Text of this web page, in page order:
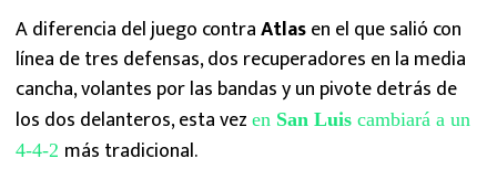
A diferencia del juego contraAtlasen el que salió con
línea de tres defensas, dos recuperadores en la media
cancha, volantes por las bandas y un pivote detrás de
los dos delanteros, esta vez en San Luis cambiará a un
4-4-2 más tradicional.